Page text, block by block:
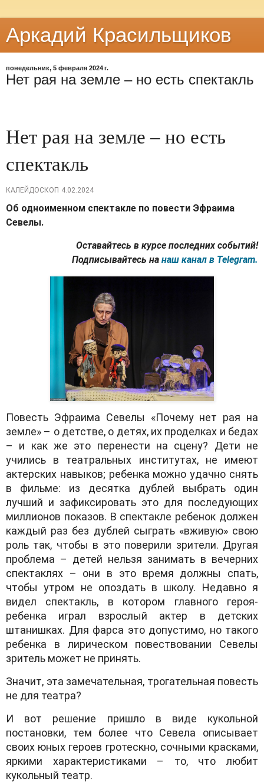
Аркадий Красильщиков
понедельник, 5 февраля 2024 г.
Нет рая на земле – но есть спектакль
Нет рая на земле – но есть
спектакль
КАЛЕЙДОСКОП 4.02.2024
Об одноименном спектакле по повести Эфраима
Севелы.
Оставайтесь в курсе последних событий!
Подписывайтесь на наш канал в Telegram.
Повесть Эфраима Севелы «Почему нет рая на
земле» – о детстве, о детях, их проделках и бедах
– и как же это перенести на сцену? Дети не
учились в театральных институтах, не имеют
актерских навыков; ребенка можно удачно снять
в фильме: из десятка дублей выбрать один
лучший и зафиксировать это для последующих
миллионов показов. В спектакле ребенок должен
каждый раз без дублей сыграть «вживую» свою
роль так, чтобы в это поверили зрители. Другая
проблема – детей нельзя занимать в вечерних
спектаклях – они в это время должны спать,
чтобы утром не опоздать в школу. Недавно я
видел спектакль, в котором главного героя-
ребенка играл взрослый актер в детских
штанишках. Для фарса это допустимо, но такого
ребенка в лирическом повествовании Севелы
зритель может не принять.
Значит, эта замечательная, трогательная повесть
не для театра?
И вот решение пришло в виде кукольной
постановки, тем более что Севела описывает
своих юных героев гротескно, сочными красками,
яркими характеристиками – то, что любит
кукольный театр.